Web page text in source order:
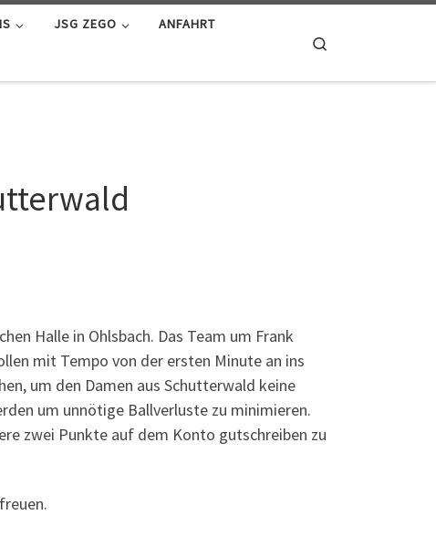
JSG ZEGO ANFAHRT
Halle in Ohlsbach. Das Team um Frank
mit Tempo von der ersten Minute an ins
um den Damen aus Schutterwald keine
um unnötige Ballverluste zu minimieren.
zwei Punkte auf dem Konto gutschreiben zu